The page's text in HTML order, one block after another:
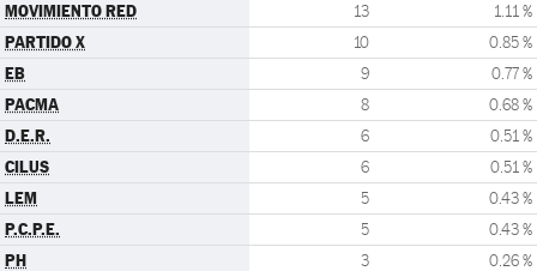
MOVIMIENTO RED 13 1.11 %
PARTIDO X 10 0.85 %
EB 9 0.77 %
PACMA 8 0.68 %
D.E.R. 6 0.51 %
CILUS 6 0.51 %
LEM 5 0.43 %
P.C.P.E. 5 0.43 %
PH 3 0.26 %